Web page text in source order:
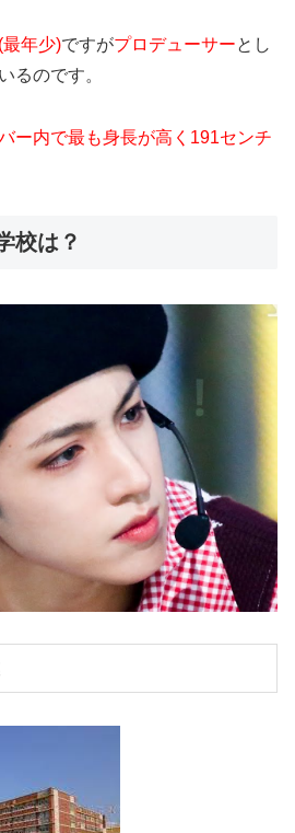
年少)ですがプロデューサーとし
るのです。
ー内で最も身長が高く191センチ
校は？